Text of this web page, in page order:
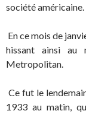
société américaine.
En ce mois de
hissant ainsi au
Metropolitan.
Ce fut le
1933 au matin,